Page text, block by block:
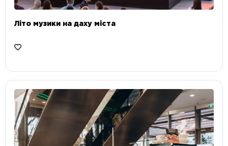
Літо музики на даху міста